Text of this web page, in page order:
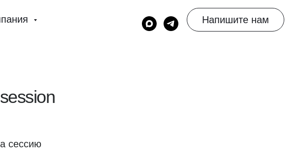
Напишите нам
сессию